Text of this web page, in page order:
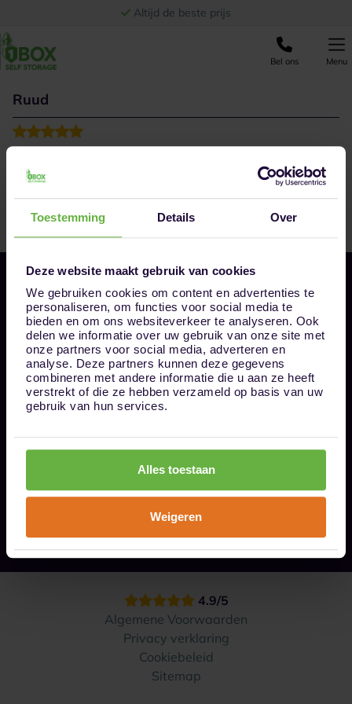
Toestemming Details Over
Deze website maakt gebruik van cookies
We gebruiken cookies om content en advertenties te
personaliseren, om functies voor social media te
bieden en om ons websiteverkeer te analyseren. Ook
delen we informatie over uw gebruik van onze site met
onze partners voor social media, adverteren en
analyse. Deze partners kunnen deze gegevens
combineren met andere informatie die u aan ze heeft
verstrekt of die ze hebben verzameld op basis van uw
gebruik van hun services.
Alles toestaan
Weigeren
Altijd de beste prijs
Bel ons Menu
Ruud
zijn nagekomen en het opzeggen ging zoals het hoort,
zonder addertjes onder het gras.
Bel ons op 085 - 0161611
info@1box.nl
Volg ons
Onze opslaglocaties
Hoe werkt het?
4.9/5
Algemene Voorwaarden
Privacy verklaring
Cookiebeleid
Sitemap